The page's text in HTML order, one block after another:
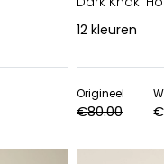
12 kleuren
Origineel
€80.00